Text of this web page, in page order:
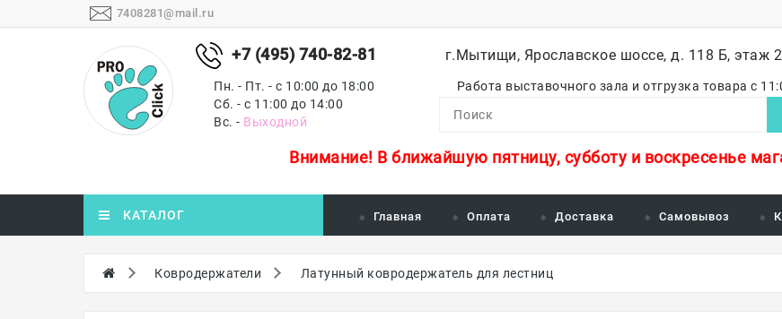
7408281@mail.ru
+7 (495) 740-82-81
Пн. - Пт. - с 10:00 до 18:00
Сб. - с 11:00 до 14:00
Вс. - Выходной
г.Мытищи, Ярославское шоссе, д. 118 Б, этаж
Работа выставочного зала и отгрузка товара с
Внимание! В ближайшую пятницу, субботу и воскресенье
КАТАЛОГ Главная Оплата Доставка Самовывоз
Ковродержатели Латунный ковродержатель для лестниц